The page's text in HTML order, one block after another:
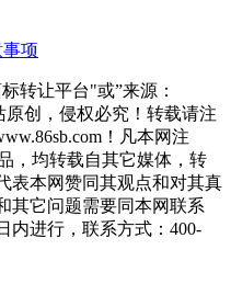
项
转让平台"或”来源：
原创，侵权必究！转载请注
！凡本网注
，均转载自其它媒体，转
表本网赞同其观点和对其真
其它问题需要同本网联系
内进行，联系方式：400-